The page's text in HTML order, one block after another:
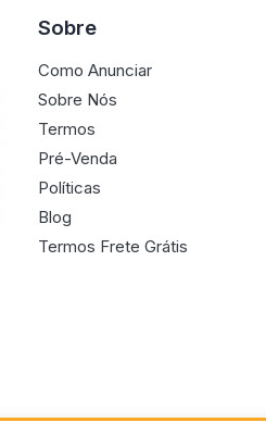
Sobre
Como Anunciar
Sobre Nós
Termos
Pré-Venda
Políticas
Blog
Termos Frete Grátis